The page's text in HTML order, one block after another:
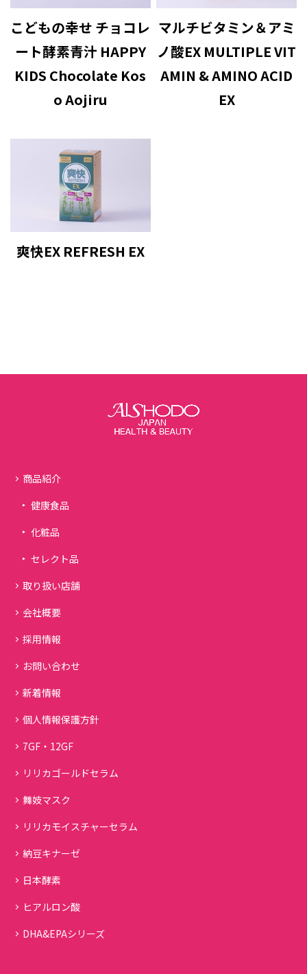
こどもの幸せ チョコレ
ート酵素青汁 HAPPY
KIDS Chocolate Kos
o Aojiru
マルチビタミン＆アミ
ノ酸EX MULTIPLE VIT
AMIN & AMINO ACID
EX
爽快EX REFRESH EX
商品紹介
健康食品
化粧品
セレクト品
取り扱い店舗
会社概要
採用情報
お問い合わせ
新着情報
個人情報保護方針
7GF・12GF
リリカゴールドセラム
舞妓マスク
リリカモイスチャーセラム
納豆キナーゼ
日本酵素
ヒアルロン酸
DHA&EPAシリーズ